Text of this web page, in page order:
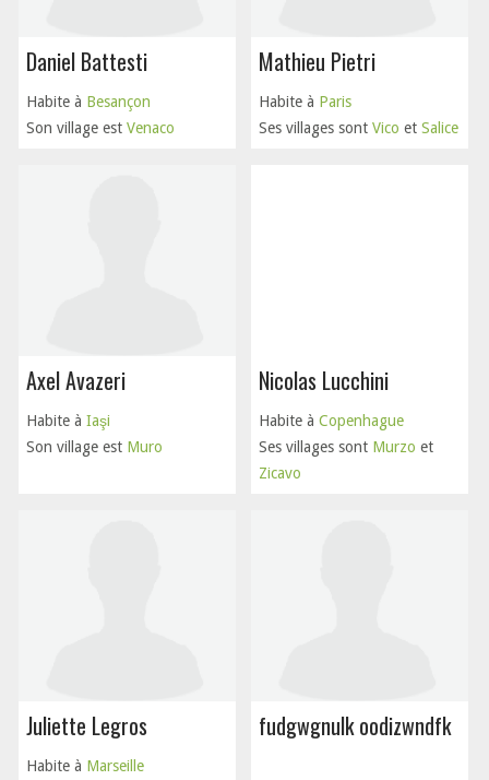
Daniel Battesti
Habite à Besançon
Son village est Venaco
Mathieu Pietri
Habite à Paris
Ses villages sont Vico et Salice
Axel Avazeri
Habite à Iaşi
Son village est Muro
Nicolas Lucchini
Habite à Copenhague
Ses villages sont Murzo et
Zicavo
Juliette Legros
Habite à Marseille
fudgwgnulk oodizwndfk